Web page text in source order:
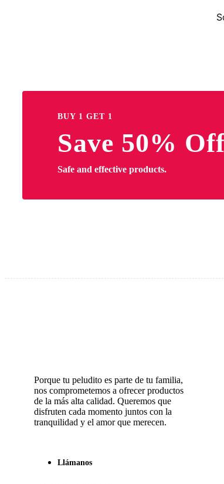
BUY 1 GET 1
Save 50%
Safe and effective products.
Porque tu peludito es parte de tu familia,
nos comprometemos a ofrecer productos
de la más alta calidad. Queremos que
disfruten cada momento juntos con la
tranquilidad y el amor que merecen.
Llámanos